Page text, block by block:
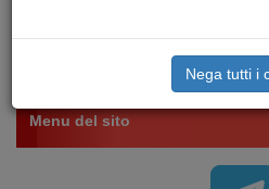
Menu del sito
Nega tutti i